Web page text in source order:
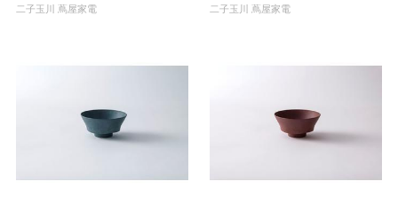
二子玉川 蔦屋家電 二子玉川 蔦屋家電